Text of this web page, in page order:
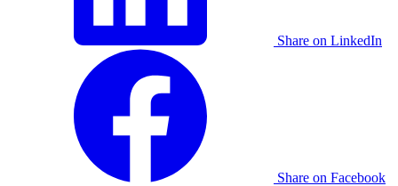
Share on LinkedIn
Share on Facebook